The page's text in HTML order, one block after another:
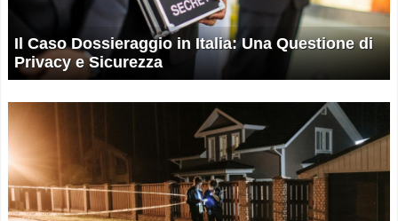
Il Caso Dossieraggio in Italia: Una Questione di
Privacy e Sicurezza